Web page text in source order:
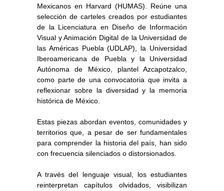
Mexicanos en Harvard (HUMAS). Reúne una
selección de carteles creados por estudiantes
de la Licenciatura en Diseño de Información
Visual y Animación Digital de la Universidad de
las Américas Puebla (UDLAP), la Universidad
Iberoamericana de Puebla y la Universidad
Autónoma de México, plantel Azcapotzalco,
como parte de una convocatoria que invita a
reflexionar sobre la diversidad y la memoria
histórica de México.
Estas piezas abordan eventos, comunidades y
territorios que, a pesar de ser fundamentales
para comprender la historia del país, han sido
con frecuencia silenciados o distorsionados.
A través del lenguaje visual, los estudiantes
reinterpretan capítulos olvidados, visibilizan